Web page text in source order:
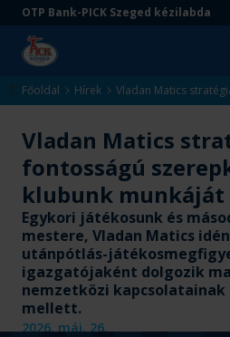
Ugrás
tartalomra
Ugrás
aljára
OTP Bank-PICK Szeged kézilabda
Kezdőlap
Főoldal Hírek Vladan Matics
Vladan Matics
fontosságú
klubunk munkáját
Egykori játékosunk és
mestere, Vladan Matics
utánpótlás-
igazgatójaként dolgozik
nemzetközi kapcsolatainak
mellett.
2026. máj. 26.